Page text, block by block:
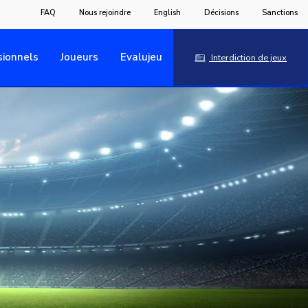
FAQ Nous rejoindre English Décisions Sanctions
Joueurs Evalujeu Interdiction de jeux